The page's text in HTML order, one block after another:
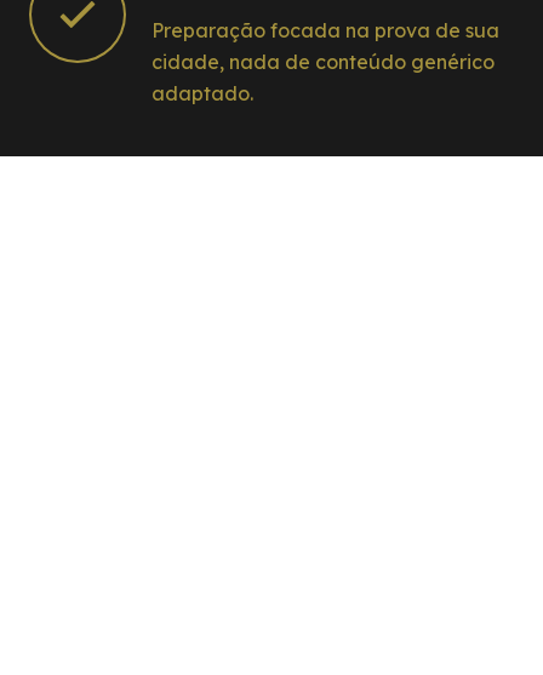
Preparação focada na prova de sua
cidade, nada de conteúdo genérico
adaptado.